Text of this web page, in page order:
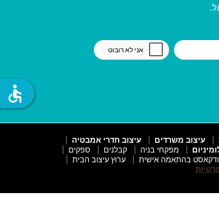
עיצוב משרדים
עיצוב חדרי אמבטיה
מפקחי בניה קבלנים
ספקים
בהתאמה אישית
ערוץ עיצוב הבית
accessible